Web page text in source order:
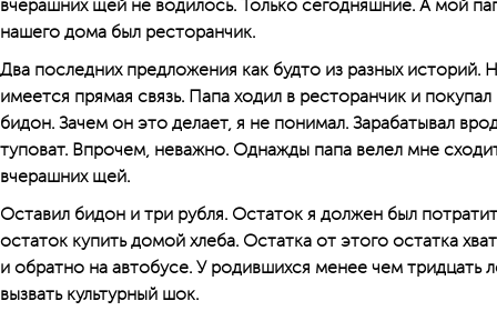
вчерашних щей не водилось. Только сегодняшние. А мой
нашего дома был ресторанчик.
Два последних предложения как будто из разных
имеется прямая связь. Папа ходил в ресторанчик и
бидон. Зачем он это делает, я не понимал. Зарабатывал
туповат. Впрочем, неважно. Однажды папа велел мне
вчерашних щей.
Оставил бидон и три рубля. Остаток я должен был
остаток купить домой хлеба. Остатка от этого остатка
и обратно на автобусе. У родившихся менее чем тридцать
вызвать культурный шок.